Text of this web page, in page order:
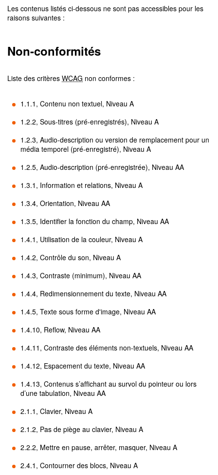
Les contenus listés ci-dessous ne sont pas accessibles pour les
raisons suivantes :
Non-conformités
Liste des critères WCAG non conformes :
1.1.1, Contenu non textuel, Niveau A
1.2.2, Sous-titres (pré-enregistrés), Niveau A
1.2.3, Audio-description ou version de remplacement pour un
média temporel (pré-enregistré), Niveau A
1.2.5, Audio-description (pré-enregistrée), Niveau AA
1.3.1, Information et relations, Niveau A
1.3.4, Orientation, Niveau AA
1.3.5, Identifier la fonction du champ, Niveau AA
1.4.1, Utilisation de la couleur, Niveau A
1.4.2, Contrôle du son, Niveau A
1.4.3, Contraste (minimum), Niveau AA
1.4.4, Redimensionnement du texte, Niveau AA
1.4.5, Texte sous forme d'image, Niveau AA
1.4.10, Reflow, Niveau AA
1.4.11, Contraste des éléments non-textuels, Niveau AA
1.4.12, Espacement du texte, Niveau AA
1.4.13, Contenus s’affichant au survol du pointeur ou lors
d’une tabulation, Niveau AA
2.1.1, Clavier, Niveau A
2.1.2, Pas de piège au clavier, Niveau A
2.2.2, Mettre en pause, arrêter, masquer, Niveau A
2.4.1, Contourner des blocs, Niveau A